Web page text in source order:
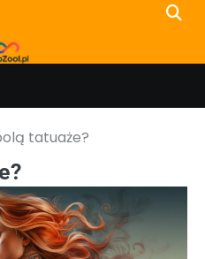
tatuaże?